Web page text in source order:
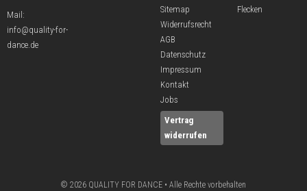
Mail:
info@quality-for-
dance.de
Sitemap
Widerrufsrecht
AGB
Datenschutz
Impressum
Kontakt
Jobs
Vertrag
widerrufen
Flecken
© 2026 QUALITY FOR DANCE • Alle Rechte vorbehalten